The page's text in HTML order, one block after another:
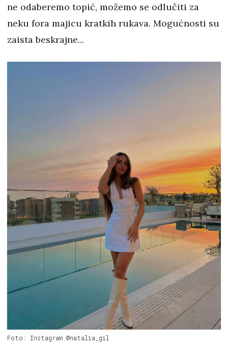
ne odaberemo topić, možemo se odlučiti za
neku fora majicu kratkih rukava. Mogućnosti su
zaista beskrajne...
Foto: Instagram @natalia_gil